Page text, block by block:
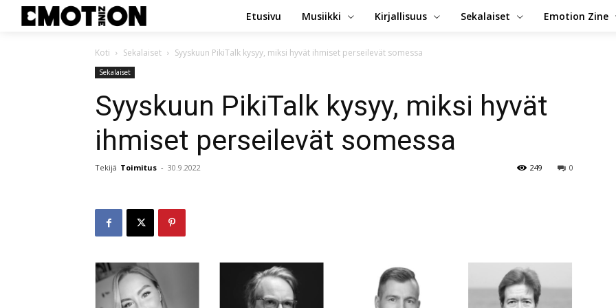
Etusivu Musiikki Kirjallisuus Sekalaiset Emotion Zine
Koti Sekalaiset Syyskuun PikiTalk kysyy, miksi hyvät ihmiset perseilevät somessa
Sekalaiset
Syyskuun PikiTalk kysyy, miksi hyvät
ihmiset perseilevät somessa
Tekijä Toimitus - 30.9.2022 0
249